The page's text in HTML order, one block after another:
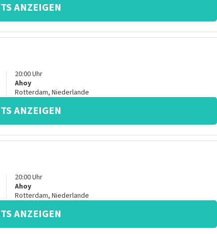
ANZEIGEN
20:00Uhr
Ahoy
Rotterdam, Niederlande
ANZEIGEN
20:00Uhr
Ahoy
Rotterdam, Niederlande
ANZEIGEN